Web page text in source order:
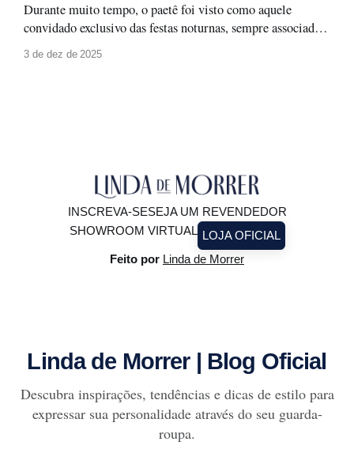
Durante muito tempo, o paetê foi visto como aquele
convidado exclusivo das festas noturnas, sempre associado a
produções glamourosas, luz baixa e ocasiões especiais. A
3 de dez de 2025
INSCREVA-SESEJA UM REVENDEDOR
SHOWROOM VIRTUAL LOJA OFICIAL
Feito por Linda de Morrer
Linda de Morrer | Blog Oficial
Descubra inspirações, tendências e dicas de estilo para
expressar sua personalidade através do seu guarda-
roupa.